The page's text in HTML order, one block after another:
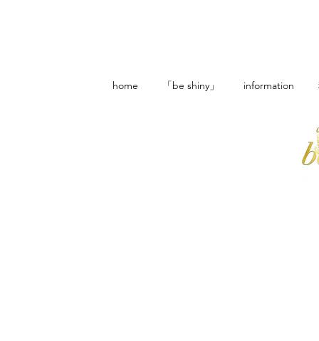
home 「be shiny」 information